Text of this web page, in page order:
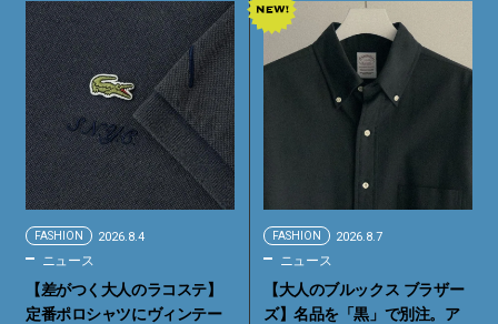
FASHION 2026.8.4
ニュース
【差がつく大人のラコステ】
定番ポロシャツにヴィンテー
FASHION 2026.8.7
ニュース
【大人のブルックス ブラザー
ズ】名品を「黒」で別注。ア